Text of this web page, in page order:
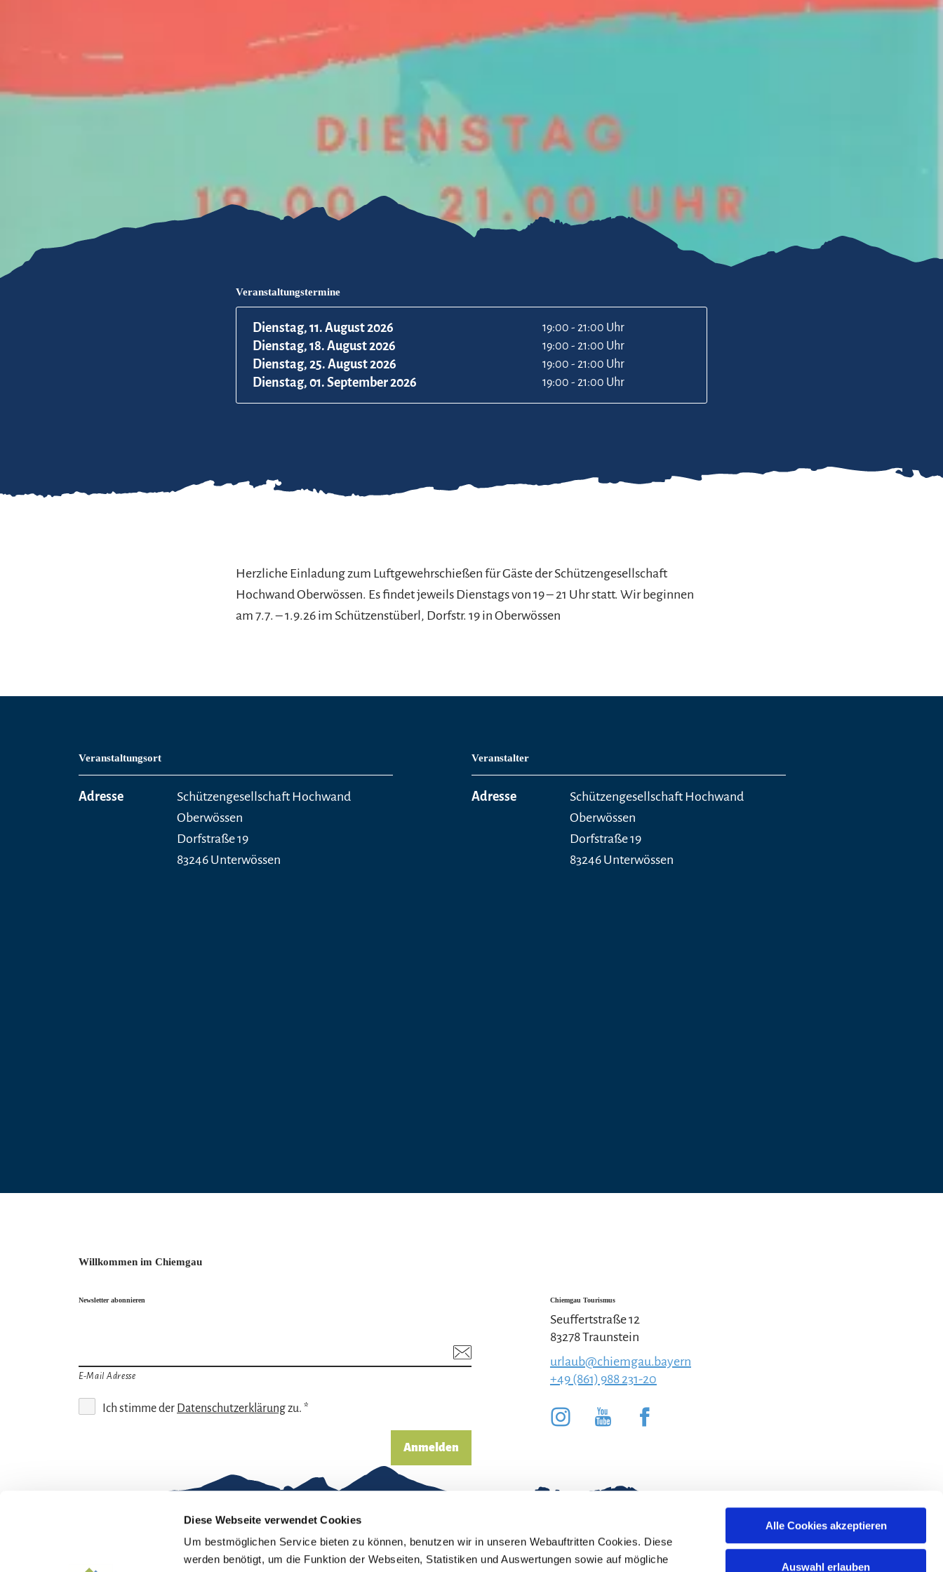
Diese Webseite verwendet Cookies
Um bestmöglichen Service bieten zu können, benutzen wir in unseren Webauftritten Cookies. Diese
werden benötigt, um die Funktion der Webseiten, Statistiken und Auswertungen sowie auf mögliche
Alle Cookies akzeptieren
Auswahl erlauben
Interaktive Vollbildkarte
Chiemgau
Chiemgau G'schichten
Veranstaltungstermine
Dienstag, 11. August 2026 19:00 - 21:00 Uhr
Dienstag, 18. August 2026 19:00 - 21:00 Uhr
Dienstag, 25. August 2026 19:00 - 21:00 Uhr
Dienstag, 01. September 2026 19:00 - 21:00 Uhr
Herzliche Einladung zum Luftgewehrschießen für Gäste der Schützengesellschaft
Hochwand Oberwössen. Es findet jeweils Dienstags von 19 – 21 Uhr statt. Wir beginnen
am 7.7. – 1.9.26 im Schützenstüberl, Dorfstr. 19 in Oberwössen
Veranstaltungsort
Adresse
Schützengesellschaft Hochwand
Oberwössen
Dorfstraße 19
83246 Unterwössen
Veranstalter
Adresse
Schützengesellschaft Hochwand
Oberwössen
Dorfstraße 19
83246 Unterwössen
Willkommen im Chiemgau
Newsletter abonnieren
E-Mail Adresse
Ich stimme der Datenschutzerklärungzu. *
Anmelden
Chiemgau Tourismus
Seuffertstraße 12
83278 Traunstein
urlaub@chiemgau.bayern
+49 (861) 988 231-20